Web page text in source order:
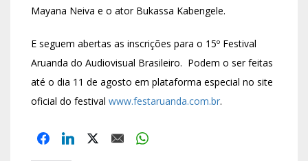
Mayana Neiva e o ator Bukassa Kabengele.
E seguem abertas as inscrições para o 15º Festival
Aruanda do Audiovisual Brasileiro. Podem o ser feitas
até o dia 11 de agosto em plataforma especial no site
oficial do festival www.festaruanda.com.br.